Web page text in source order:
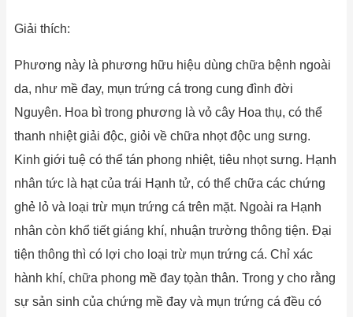
Giải thích:
Phương này là phương hữu hiệu dùng chữa bệnh ngoài
da, như mề đay, mụn trứng cá trong cung đình đời
Nguyên. Hoa bì trong phương là vỏ cây Hoa thụ, có thể
thanh nhiệt giải độc, giỏi về chữa nhọt độc ung sưng.
Kinh giới tuệ có thể tán phong nhiệt, tiêu nhọt sưng. Hạnh
nhân tức là hạt của trái Hạnh tử, có thể chữa các chứng
ghẻ lỏ và loại trừ mụn trứng cá trên mặt. Ngoài ra Hạnh
nhân còn khổ tiết giáng khí, nhuận trường thông tiện. Đại
tiện thông thì có lợi cho loại trừ mụn trứng cá. Chỉ xác
hành khí, chữa phong mề đay tọàn thân. Trong y cho rằng
sự sản sinh của chứng mề đay và mụn trứng cá đều có